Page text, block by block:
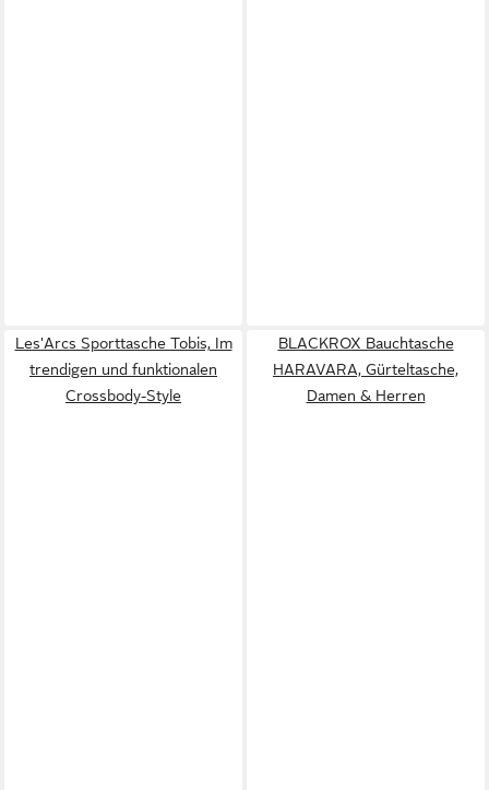
Les'Arcs Sporttasche Tobis, Im
trendigen und funktionalen
Crossbody-Style
BLACKROX Bauchtasche
HARAVARA, Gürteltasche,
Damen & Herren